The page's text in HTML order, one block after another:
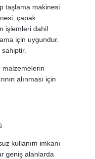
taşlama makinesi
çapak
işlemleri dahil
için uygundur.
malzemelerin
alınması için
kullanım imkanı
geniş alanlarda